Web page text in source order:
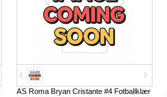
AS Roma Bryan Cristante #4 Fotballklær